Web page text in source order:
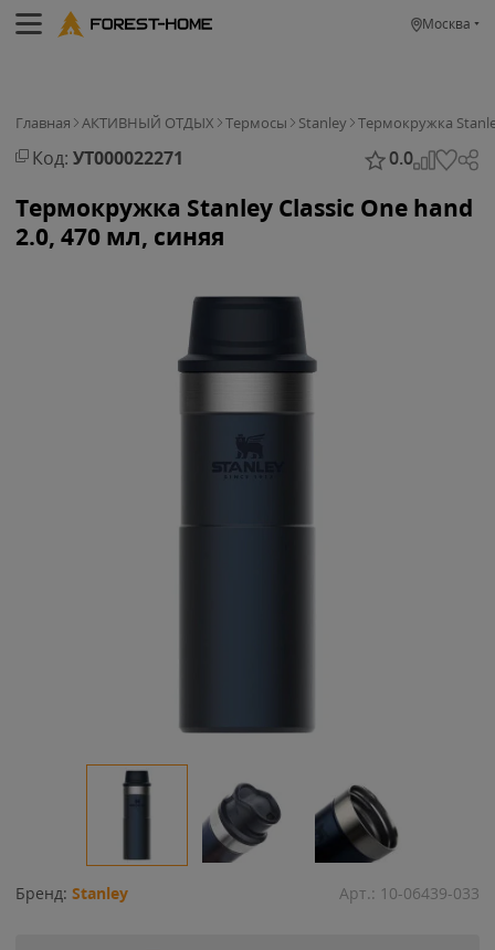
Москва
Главная АКТИВНЫЙ ОТДЫХ Термосы Stanley Термокружка
Код: УТ000022271 0.0
Термокружка Stanley Classic One hand
2.0, 470 мл, синяя
Бренд: Stanley Арт.: 10-06439-033